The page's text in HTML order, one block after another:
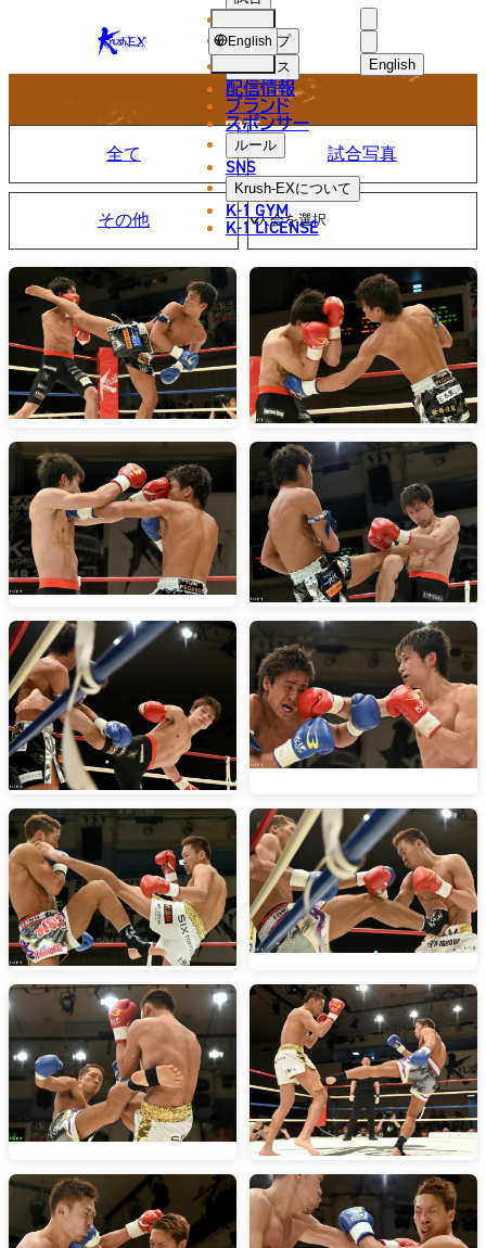
KRUSH-
EX
English
ไทย
العربية
ショップ
ニュース
配信情報
ブランド
スポンサー
ルール
SNS
Krush-EXについて
K-1 GYM
K-1 LICENSE
English
PHOTO
写真
全て 試合写真
その他